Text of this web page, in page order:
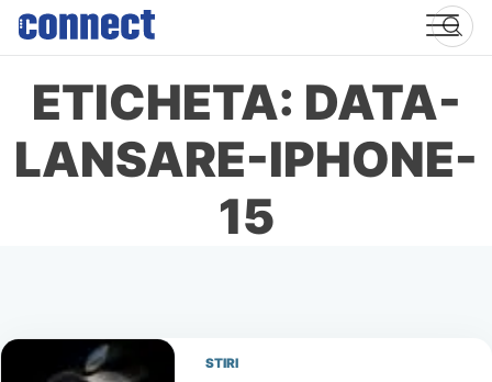
Skip
content
ETICHETA: DATA-
LANSARE-IPHONE-
15
STIRI